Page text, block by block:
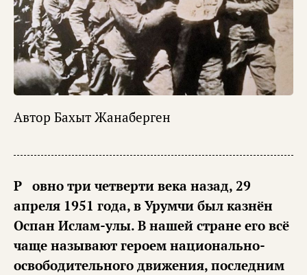
Автор Бахыт Жанаберген
Ровно три четверти века назад, 29
апреля 1951 года, в Урумчи был казнён
Оспан Ислам-улы. В нашей стране его всё
чаще называют героем национально-
освободительного движения, последним